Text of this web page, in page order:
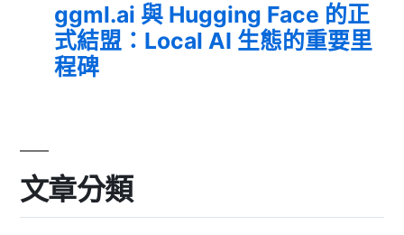
ggml.ai 與 Hugging Face 的正
式結盟：Local AI 生態的重要里
程碑
文章分類